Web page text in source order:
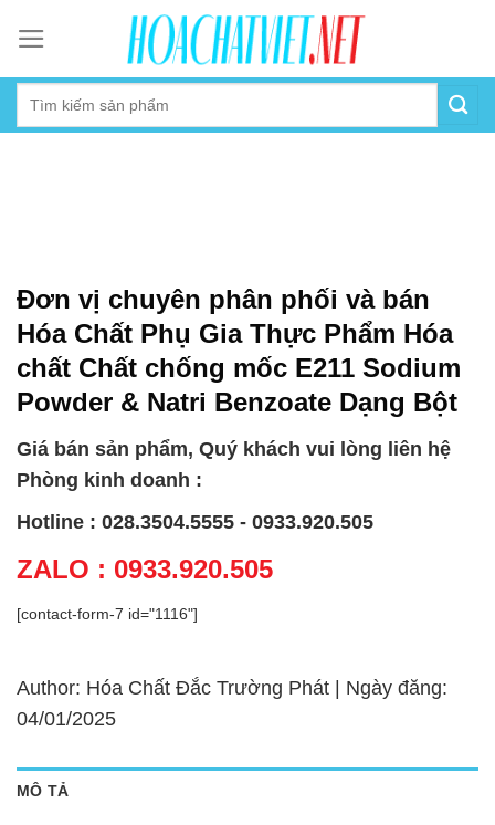
content
Đơn vị chuyên phân phối và bán
Hóa Chất Phụ Gia Thực Phẩm Hóa
chất Chất chống mốc E211 Sodium
Powder & Natri Benzoate Dạng Bột
Giá bán sản phẩm, Quý khách vui lòng liên hệ
Phòng kinh doanh :
Hotline : 028.3504.5555 - 0933.920.505
ZALO : 0933.920.505
[contact-form-7 id="1116"]
Author: Hóa Chất Đắc Trường Phát | Ngày đăng:
04/01/2025
MÔ TẢ